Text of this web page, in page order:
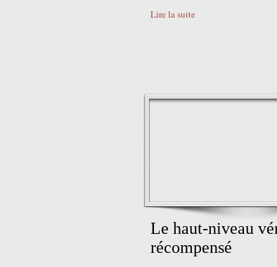
Lire la suite
Le haut-niveau
récompensé